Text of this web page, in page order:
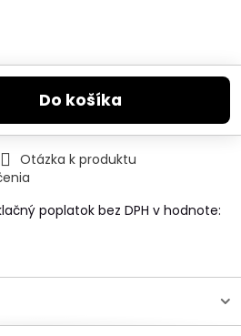
Do košíka
Otázka k produktu
poplatok bez DPH v hodnote: